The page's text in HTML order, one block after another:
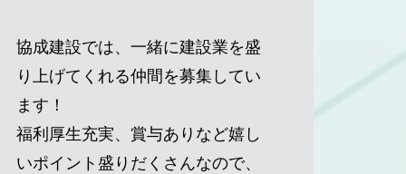
協成建設では、一緒に建設業を盛
り上げてくれる仲間を募集してい
ます！
福利厚生充実、賞与ありなど嬉し
いポイント盛りだくさんなので、